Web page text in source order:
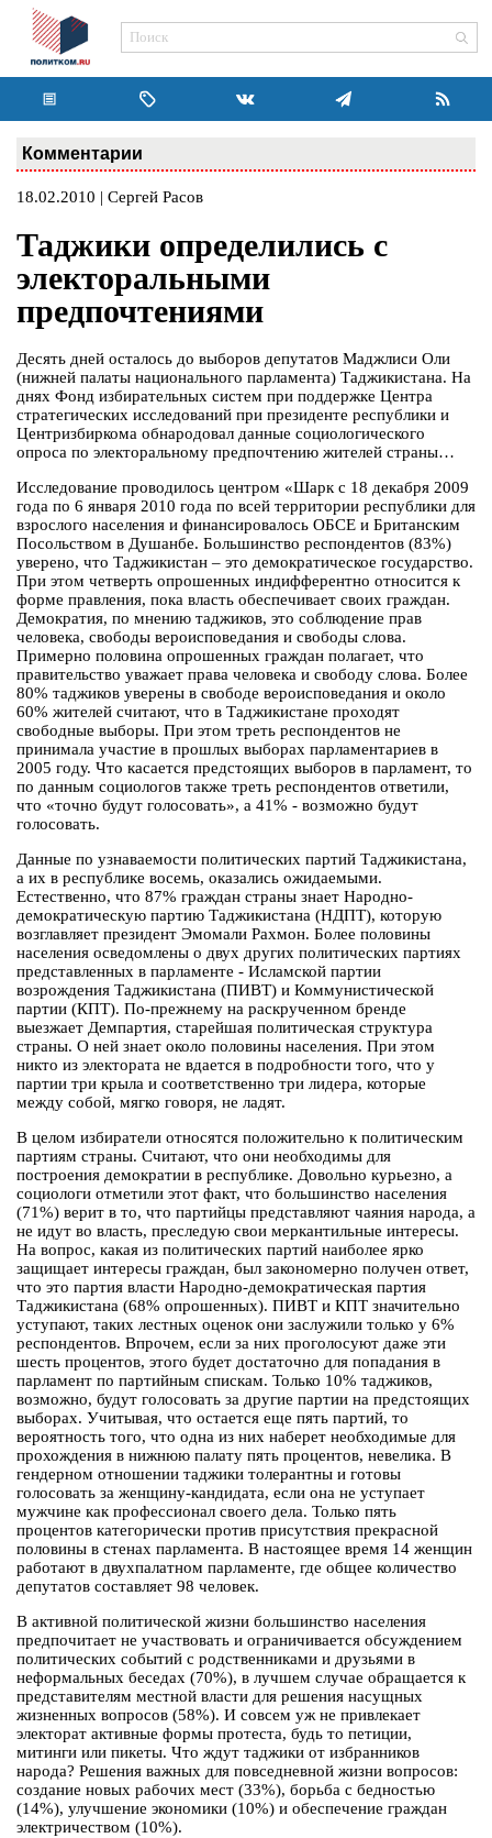
Комментарии
18.02.2010 | Сергей Расов
Таджики определились с
электоральными
предпочтениями
Десять дней осталось до выборов депутатов Маджлиси Оли
(нижней палаты национального парламента) Таджикистана. На
днях Фонд избирательных систем при поддержке Центра
стратегических исследований при президенте республики и
Центризбиркома обнародовал данные социологического
опроса по электоральному предпочтению жителей страны…
Исследование проводилось центром «Шарк с 18 декабря 2009
года по 6 января 2010 года по всей территории республики для
взрослого населения и финансировалось ОБСЕ и Британским
Посольством в Душанбе. Большинство респондентов (83%)
уверено, что Таджикистан – это демократическое государство.
При этом четверть опрошенных индифферентно относится к
форме правления, пока власть обеспечивает своих граждан.
Демократия, по мнению таджиков, это соблюдение прав
человека, свободы вероисповедания и свободы слова.
Примерно половина опрошенных граждан полагает, что
правительство уважает права человека и свободу слова. Более
80% таджиков уверены в свободе вероисповедания и около
60% жителей считают, что в Таджикистане проходят
свободные выборы. При этом треть респондентов не
принимала участие в прошлых выборах парламентариев в
2005 году. Что касается предстоящих выборов в парламент, то
по данным социологов также треть респондентов ответили,
что «точно будут голосовать», а 41% - возможно будут
голосовать.
Данные по узнаваемости политических партий Таджикистана,
а их в республике восемь, оказались ожидаемыми.
Естественно, что 87% граждан страны знает Народно-
демократическую партию Таджикистана (НДПТ), которую
возглавляет президент Эмомали Рахмон. Более половины
населения осведомлены о двух других политических партиях
представленных в парламенте - Исламской партии
возрождения Таджикистана (ПИВТ) и Коммунистической
партии (КПТ). По-прежнему на раскрученном бренде
выезжает Демпартия, старейшая политическая структура
страны. О ней знает около половины населения. При этом
никто из электората не вдается в подробности того, что у
партии три крыла и соответственно три лидера, которые
между собой, мягко говоря, не ладят.
В целом избиратели относятся положительно к политическим
партиям страны. Считают, что они необходимы для
построения демократии в республике. Довольно курьезно, а
социологи отметили этот факт, что большинство населения
(71%) верит в то, что партийцы представляют чаяния народа, а
не идут во власть, преследую свои меркантильные интересы.
На вопрос, какая из политических партий наиболее ярко
защищает интересы граждан, был закономерно получен ответ,
что это партия власти Народно-демократическая партия
Таджикистана (68% опрошенных). ПИВТ и КПТ значительно
уступают, таких лестных оценок они заслужили только у 6%
респондентов. Впрочем, если за них проголосуют даже эти
шесть процентов, этого будет достаточно для попадания в
парламент по партийным спискам. Только 10% таджиков,
возможно, будут голосовать за другие партии на предстоящих
выборах. Учитывая, что остается еще пять партий, то
вероятность того, что одна из них наберет необходимые для
прохождения в нижнюю палату пять процентов, невелика. В
гендерном отношении таджики толерантны и готовы
голосовать за женщину-кандидата, если она не уступает
мужчине как профессионал своего дела. Только пять
процентов категорически против присутствия прекрасной
половины в стенах парламента. В настоящее время 14 женщин
работают в двухпалатном парламенте, где общее количество
депутатов составляет 98 человек.
В активной политической жизни большинство населения
предпочитает не участвовать и ограничивается обсуждением
политических событий с родственниками и друзьями в
неформальных беседах (70%), в лучшем случае обращается к
представителям местной власти для решения насущных
жизненных вопросов (58%). И совсем уж не привлекает
электорат активные формы протеста, будь то петиции,
митинги или пикеты. Что ждут таджики от избранников
народа? Решения важных для повседневной жизни вопросов:
создание новых рабочих мест (33%), борьба с бедностью
(14%), улучшение экономики (10%) и обеспечение граждан
электричеством (10%).